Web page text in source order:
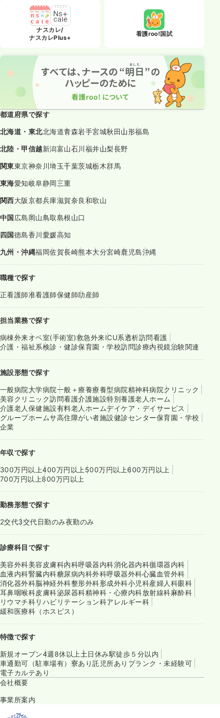
ナスカレ/
ナスカレPlus+
看護roo!国試
都道府県で探す
北海道・東北北海道青森岩手宮城秋田山形福島
北陸・甲信越新潟富山石川福井山梨長野
関東東京神奈川埼玉千葉茨城栃木群馬
東海愛知岐阜静岡三重
関西大阪京都兵庫滋賀奈良和歌山
中国広島岡山鳥取島根山口
四国徳島香川愛媛高知
九州・沖縄福岡佐賀長崎熊本大分宮崎鹿児島沖縄
職種で探す
正看護師准看護師保健師助産師
担当業務で探す
病棟外来オペ室(手術室)救急外来ICU系透析訪問看護
介護・福祉系検診・健診保育園・学校訪問診療内視鏡治験関連
施設形態で探す
一般病院大学病院一般＋療養療養型病院精神科病院クリニック
美容クリニック訪問看護介護施設特別養護老人ホーム
介護老人保健施設有料老人ホームデイケア・デイサービス
グループホームサ高住障がい者施設健診センター保育園・学校
企業
年収で探す
300万円以上400万円以上 500万円以上600万円以上
700万円以上800万円以上
勤務形態で探す
2交代3交代日勤のみ夜勤のみ
診療科目で探す
美容外科美容皮膚科内科呼吸器内科消化器内科循環器内科
血液内科腎臓内科糖尿病内科外科呼吸器外科心臓血管外科
消化器外科脳神経外科整形外科形成外科小児科産婦人科眼科
耳鼻咽喉科皮膚科泌尿器科精神科・心療内科放射線科麻酔科
リウマチ科リハビリテーション科アレルギー科
緩和医療科（ホスピス）
特徴で探す
新規オープン4週8休以上 土日休み駅徒歩５分以内
車通勤可（駐車場有） 寮あり託児所あり ブランク・未経験可
電子カルテあり
会社概要
事業所案内